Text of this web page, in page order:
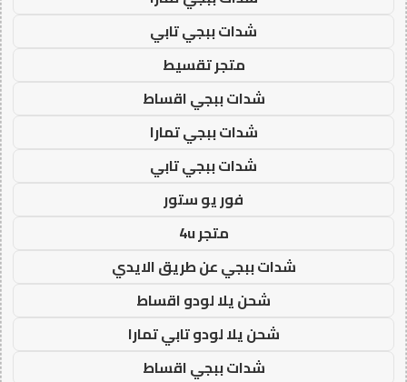
شدات ببجي تابي
متجر تقسيط
شدات ببجي اقساط
شدات ببجي تمارا
شدات ببجي تابي
فور يو ستور
متجر 4u
شدات ببجي عن طريق الايدي
شحن يلا لودو اقساط
شحن يلا لودو تابي تمارا
شدات ببجي اقساط